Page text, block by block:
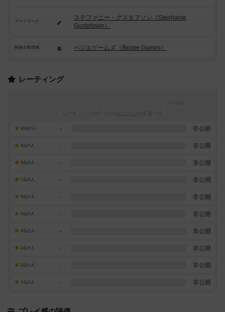
アートワーク
ステファニー・グスタフソン（Stephanie
Gustafsson）
関連企業/団体 ベジエゲームズ（Bezier Games）
レーティング
10点の人 - 非公開
9点の人 - 非公開
8点の人 - 非公開
7点の人 - 非公開
6点の人 - 非公開
5点の人 - 非公開
4点の人 - 非公開
3点の人 - 非公開
2点の人 - 非公開
1点の人 - 非公開